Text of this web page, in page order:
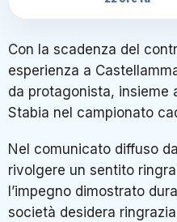
Con la scadenza del
esperienza a
da protagonista, insieme
Stabia nel campionato
Nel comunicato diffuso
rivolgere un sentito
l’impegno dimostrato
società desidera